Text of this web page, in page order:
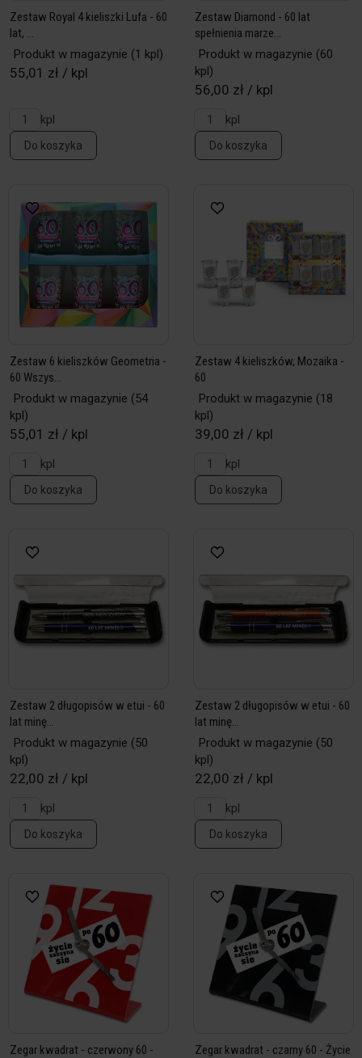
Zestaw Royal 4 kieliszki Lufa - 60
lat, ...
Produkt w magazynie (1 kpl)
55,01 zł / kpl
kpl
Do koszyka
Zestaw Diamond - 60 lat
spełnienia marze...
Produkt w magazynie (60
kpl)
56,00 zł / kpl
kpl
Do koszyka
Zestaw 6 kieliszków Geometria -
60 Wszys...
Produkt w magazynie (54
kpl)
55,01 zł / kpl
kpl
Do koszyka
Zestaw 4 kieliszków, Mozaika -
60
Produkt w magazynie (18
kpl)
39,00 zł / kpl
kpl
Do koszyka
Zestaw 2 długopisów w etui - 60
lat minę...
Produkt w magazynie (50
kpl)
22,00 zł / kpl
kpl
Do koszyka
Zestaw 2 długopisów w etui - 60
lat minę...
Produkt w magazynie (50
kpl)
22,00 zł / kpl
kpl
Do koszyka
Zegar kwadrat - czerwony 60 -
Zegar kwadrat - czarny 60 - Życie